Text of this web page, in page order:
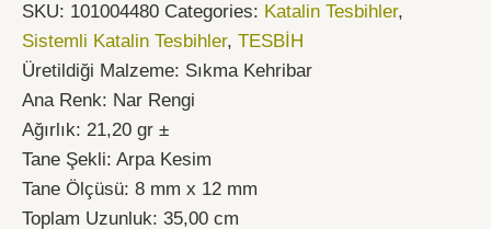
SKU: 101004480 Categories: Katalin Tesbihler,
Sistemli Katalin Tesbihler, TESBİH
Üretildiği Malzeme: Sıkma Kehribar
Ana Renk: Nar Rengi
Ağırlık: 21,20 gr ±
Tane Şekli: Arpa Kesim
Tane Ölçüsü: 8 mm x 12 mm
Toplam Uzunluk: 35,00 cm